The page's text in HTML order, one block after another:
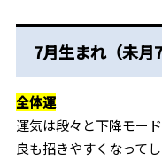
7月生まれ（未
全体運
運気は段々と下降モー
良も招きやすくなって